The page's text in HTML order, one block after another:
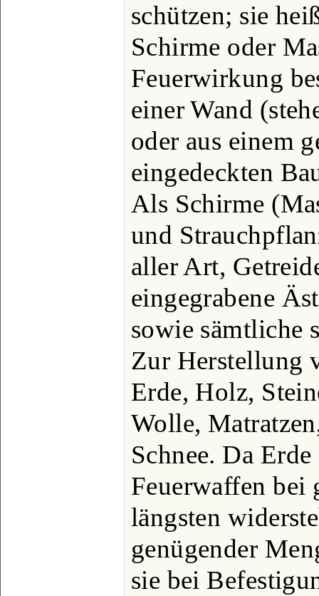
schützen; sie
Schirme oder
Feuerwirkung
einer Wand
oder aus einem
eingedeckten
Als Schirme
und
aller Art,
eingegrabene
sowie sämtliche
Zur Herstellung
Erde, Holz,
Wolle,
Schnee. Da
Feuerwaffen bei
längsten
genügender
sie bei